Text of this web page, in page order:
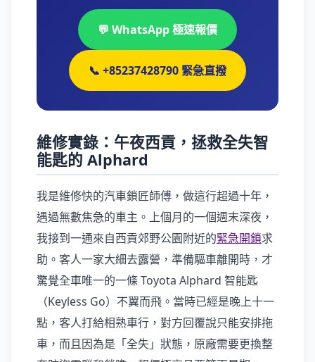
💬 WhatsApp 極速報價
📞 +85237428790 緊急直撥
維修實錄：午夜西貢，拯救全失智
能匙的 Alphard
我是維修快的汽車鎖匠師傅，做這行超過十年，
遇過無數焦急的車主。上個月的一個週末深夜，
我接到一通來自西貢郊野公園附近的緊急開鎖求
助。客人一家大細去露營，準備驅車離開時，才
驚覺全車唯一的一條 Toyota Alphard 智能匙
（Keyless Go）不翼而飛。當時已經是晚上十一
點，客人打給相熟車行，對方回覆說只能安排拖
車，而且因為是「全失」狀態，原廠需要更換整